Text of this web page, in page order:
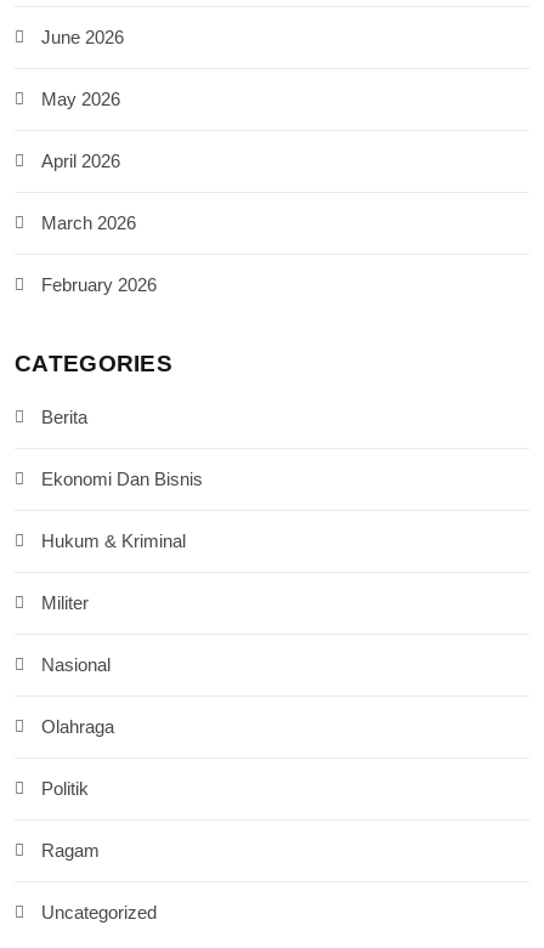
June 2026
May 2026
April 2026
March 2026
February 2026
CATEGORIES
Berita
Ekonomi Dan Bisnis
Hukum & Kriminal
Militer
Nasional
Olahraga
Politik
Ragam
Uncategorized